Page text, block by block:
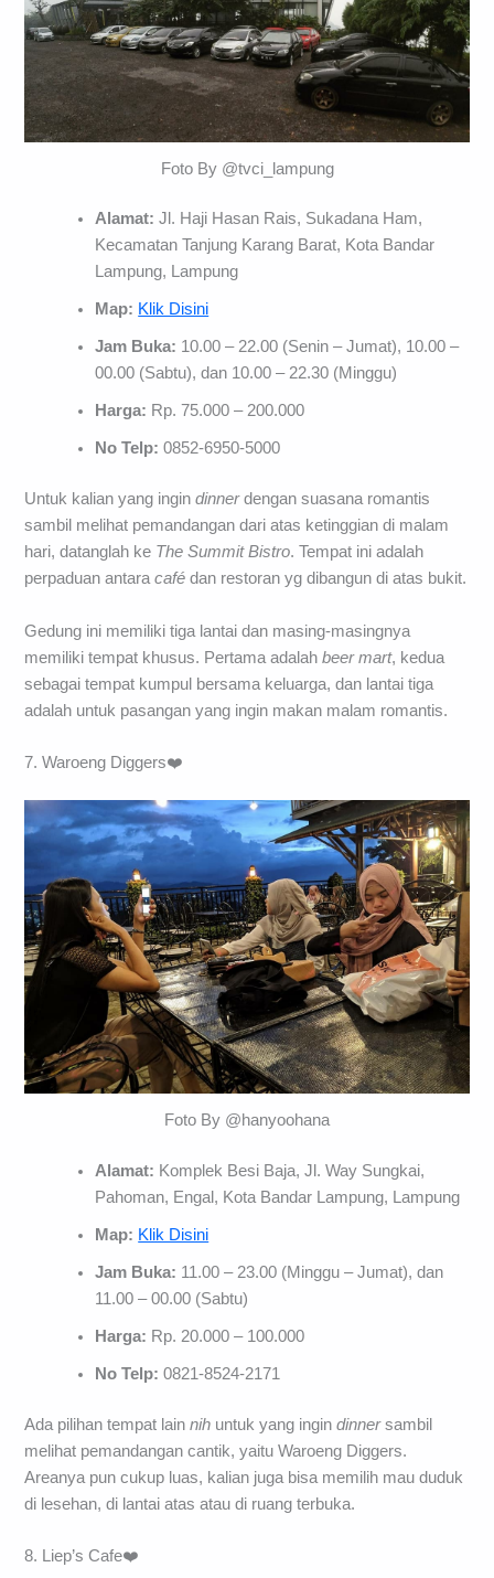
Foto By @tvci_lampung
Alamat: Jl. Haji Hasan Rais, Sukadana Ham,
Kecamatan Tanjung Karang Barat, Kota Bandar
Lampung, Lampung
Map: Klik Disini
Jam Buka: 10.00 – 22.00 (Senin – Jumat), 10.00 –
00.00 (Sabtu), dan 10.00 – 22.30 (Minggu)
Harga: Rp. 75.000 – 200.000
No Telp: 0852-6950-5000
Untuk kalian yang ingindinnerdengan suasana romantis
sambil melihat pemandangan dari atas ketinggian di malam
hari, datanglah ke The Summit Bistro. Tempat ini adalah
perpaduan antaracafé dan restoran yg dibangun di atas bukit.
Gedung ini memiliki tiga lantai dan masing-masingnya
memiliki tempat khusus. Pertama adalahbeer mart, kedua
sebagai tempat kumpul bersama keluarga, dan lantai tiga
adalah untuk pasangan yang ingin makan malam romantis.
7. Waroeng Diggers❤️
Foto By @hanyoohana
Alamat: Komplek Besi Baja, Jl. Way Sungkai,
Pahoman, Engal, Kota Bandar Lampung, Lampung
Map: Klik Disini
Jam Buka: 11.00 – 23.00 (Minggu – Jumat), dan
11.00 – 00.00 (Sabtu)
Harga: Rp. 20.000 – 100.000
No Telp: 0821-8524-2171
Ada pilihan tempat lainnih untuk yang ingindinnersambil
melihat pemandangan cantik, yaitu Waroeng Diggers.
Areanya pun cukup luas, kalian juga bisa memilih mau duduk
di lesehan, di lantai atas atau di ruang terbuka.
8. Liep’s Cafe❤️